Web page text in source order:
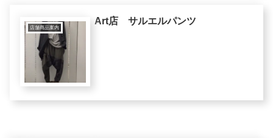
店舗商品案内
Art店 サルエルパンツ